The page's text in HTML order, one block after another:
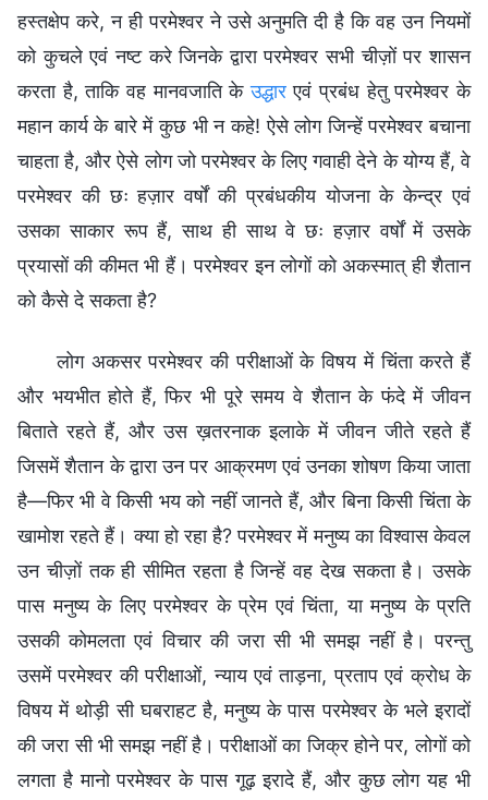
हस्तक्षेप करे, न ही परमेश्वर ने उसे अनुमति दी है कि वह उन नियमों
को कुचले एवं नष्ट करे जिनके द्वारा परमेश्वर सभी चीज़ों पर शासन
करता है, ताकि वह मानवजाति केउद्धारएवं प्रबंध हेतु परमेश्वर के
महान कार्य के बारे में कुछ भी न कहे! ऐसे लोग जिन्हें परमेश्वर बचाना
चाहता है, और ऐसे लोग जो परमेश्वर के लिए गवाही देने के योग्य हैं, वे
परमेश्वर की छः हज़ार वर्षों की प्रबंधकीय योजना के केन्द्र एवं
उसका साकार रूप हैं, साथ ही साथ वे छः हज़ार वर्षों में उसके
प्रयासों की कीमत भी हैं। परमेश्वर इन लोगों को अकस्मात् ही शैतान
को कैसे दे सकता है?
लोग अकसर परमेश्वर की परीक्षाओं के विषय में चिंता करते हैं
और भयभीत होते हैं, फिर भी पूरे समय वे शैतान के फंदे में जीवन
बिताते रहते हैं, और उस ख़तरनाक इलाके में जीवन जीते रहते हैं
जिसमें शैतान के द्वारा उन पर आक्रमण एवं उनका शोषण किया जाता
है—फिर भी वे किसी भय को नहीं जानते हैं, और बिना किसी चिंता के
खामोश रहते हैं। क्या हो रहा है? परमेश्वर में मनुष्य का विश्वास केवल
उन चीज़ों तक ही सीमित रहता है जिन्हें वह देख सकता है। उसके
पास मनुष्य के लिए परमेश्वर के प्रेम एवं चिंता, या मनुष्य के प्रति
उसकी कोमलता एवं विचार की जरा सी भी समझ नहीं है। परन्तु
उसमें परमेश्वर की परीक्षाओं, न्याय एवं ताड़ना, प्रताप एवं क्रोध के
विषय में थोड़ी सी घबराहट है, मनुष्य के पास परमेश्वर के भले इरादों
की जरा सी भी समझ नहीं है। परीक्षाओं का जिक्र होने पर, लोगों को
लगता है मानो परमेश्वर के पास गूढ़ इरादे हैं, और कुछ लोग यह भी